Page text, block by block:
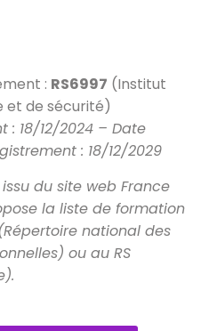
: RS6997 (Institut
et de sécurité)
: 18/12/2024 – Date
: 18/12/2029
du site web France
la liste de formation
national des
ou au RS